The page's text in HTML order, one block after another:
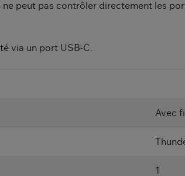
peut pas contrôler directement les
via un port USB-C.
Avec
1